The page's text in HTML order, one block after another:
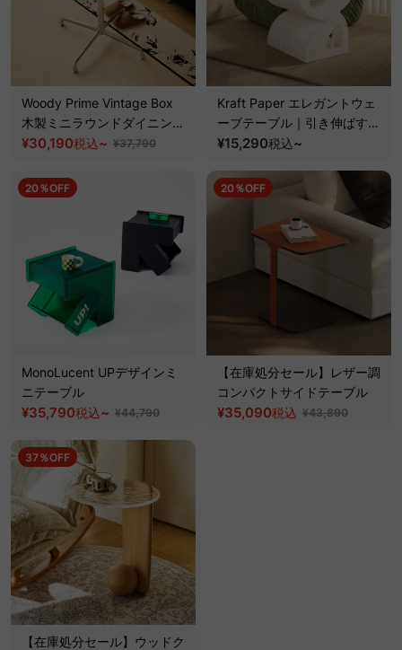
Woody Prime Vintage Box
木製ミニラウンドダイニング
テーブル【高級天然ツゲ材】
¥30,190税込~ ¥37,790
Kraft Paper エレガントウェ
ーブテーブル｜引き伸ばすだ
けですぐに使える上品な折り
¥15,290税込~
20％OFF
MonoLucent UPデザインミ
ニテーブル
¥35,790税込~ ¥44,790
20％OFF
【在庫処分セール】レザー調
コンパクトサイドテーブル
¥35,090税込 ¥43,890
37％OFF
【在庫処分セール】ウッドク